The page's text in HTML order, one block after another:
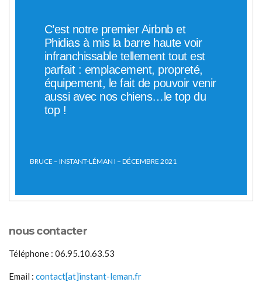
C’est notre premier Airbnb et
Phidias à mis la barre haute voir
infranchissable tellement tout est
parfait : emplacement, propreté,
équipement, le fait de pouvoir venir
aussi avec nos chiens…le top du
top !
BRUCE – INSTANT-LÉMAN I – DÉCEMBRE 2021
nous contacter
Téléphone : 06.95.10.63.53
Email : contact[at]instant-leman.fr